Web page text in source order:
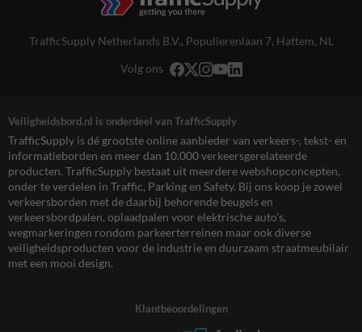
TrafficSupply Netherlands B.V., Populierenlaan 7, Hattem, NL
Volg ons
Veiligheidsbord.nl is onderdeel van TrafficSupply
TrafficSupply is dé grootste online aanbieder van verkeers-, tekst- en
informatieborden en meer dan 10.000 verkeersgerelateerde
producten. TrafficSupply bestaat uit meerdere webshopconcepten,
onder te verdelen in Traffic, Parking en Safety. Bij ons koop je zowel
verkeersborden met de daarbij behorende beugels en
verkeersbordpalen, oplaadpalen voor elektrische auto’s,
wegmarkeringen rondom parkeerterreinen maar ook diverse
veiligheidsproducten voor de industrie en duurzaam straatmeubilair
met een mooi design.
Klantbeoordelingen